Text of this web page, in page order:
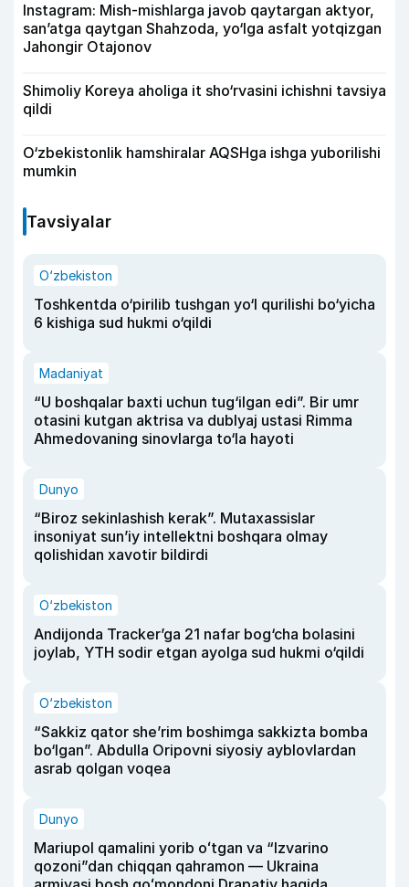
Instagram: Mish-mishlarga javob qaytargan aktyor,
san’atga qaytgan Shahzoda, yo‘lga asfalt yotqizgan
Jahongir Otajonov
Shimoliy Koreya aholiga it sho‘rvasini ichishni tavsiya
qildi
O‘zbekistonlik hamshiralar AQSHga ishga yuborilishi
mumkin
Tavsiyalar
O‘zbekiston
Toshkentda o‘pirilib tushgan yo‘l qurilishi bo‘yicha
6 kishiga sud hukmi o‘qildi
Madaniyat
“U boshqalar baxti uchun tug‘ilgan edi”. Bir umr
otasini kutgan aktrisa va dublyaj ustasi Rimma
Ahmedovaning sinovlarga to‘la hayoti
Dunyo
“Biroz sekinlashish kerak”. Mutaxassislar
insoniyat sun’iy intellektni boshqara olmay
qolishidan xavotir bildirdi
O‘zbekiston
Andijonda Tracker’ga 21 nafar bog‘cha bolasini
joylab, YTH sodir etgan ayolga sud hukmi o‘qildi
O‘zbekiston
“Sakkiz qator she’rim boshimga sakkizta bomba
bo‘lgan”. Abdulla Oripovni siyosiy ayblovlardan
asrab qolgan voqea
Dunyo
Mariupol qamalini yorib oʻtgan va “Izvarino
qozoni”dan chiqqan qahramon — Ukraina